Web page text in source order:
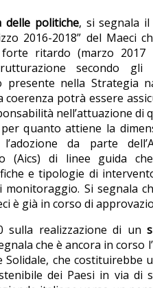
delle politiche, si segnala il
2016-2018” del Maeci
ritardo (marzo 2017
secondo
presente nella Strategia
coerenza potrà essere
nell’attuazione di
quanto attiene la
da parte
(Aics) di linee guida
e tipologie di
Si segnala
è già in corso di
sulla realizzazione di un
che è ancora in corso
Solidale, che costituirebbe
dei Paesi in via di